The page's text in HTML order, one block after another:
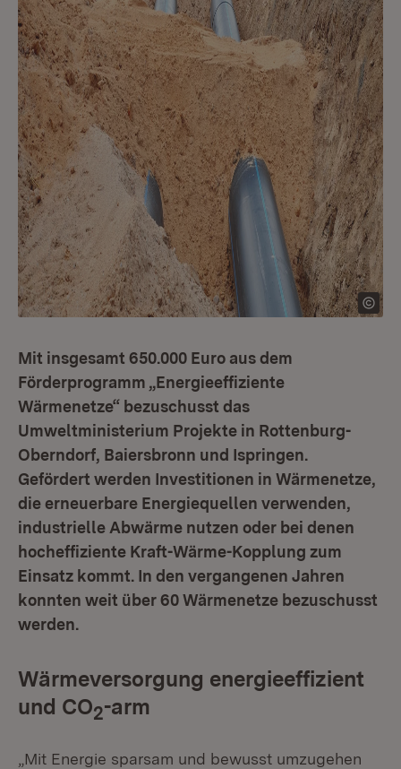
Mit insgesamt 650.000 Euro aus dem
Förderprogramm „Energieeffiziente
Wärmenetze“ bezuschusst das
Umweltministerium Projekte in Rottenburg-
Oberndorf, Baiersbronn und Ispringen.
Gefördert werden Investitionen in Wärmenetze,
die erneuerbare Energiequellen verwenden,
industrielle Abwärme nutzen oder bei denen
hocheffiziente Kraft-Wärme-Kopplung zum
Einsatz kommt. In den vergangenen Jahren
konnten weit über 60 Wärmenetze bezuschusst
werden.
Wärmeversorgung energieeffizient
und CO2-arm
„Mit Energie sparsam und bewusst umzugehen